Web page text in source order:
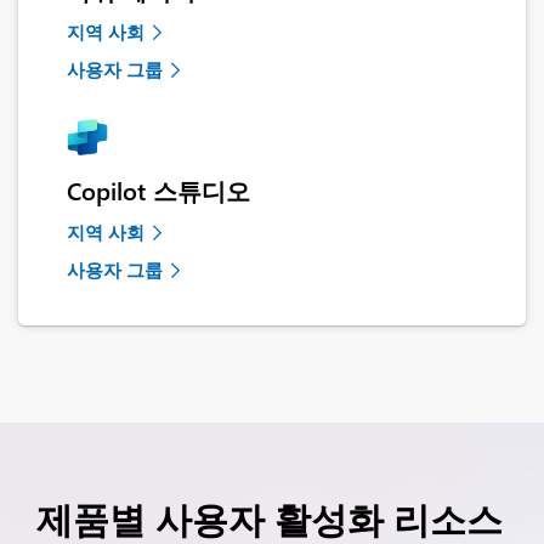
지역 사회
사용자 그룹
Copilot 스튜디오
지역 사회
사용자 그룹
제품별 사용자 활성화 리소스